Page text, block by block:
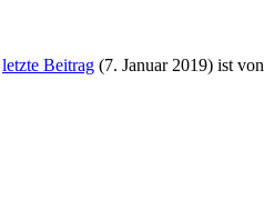
letzte Beitrag (7. Januar 2019) ist von